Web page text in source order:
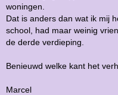
woningen.
Dat is anders dan wat ik mij
school, had maar weinig
de derde verdieping.
Benieuwd welke kant het
Marcel